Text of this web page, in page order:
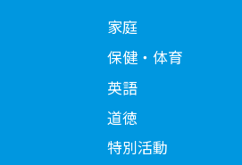
家庭
保健・体育
英語
道徳
特別活動